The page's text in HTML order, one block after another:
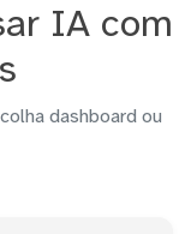
IA com
dashboard ou